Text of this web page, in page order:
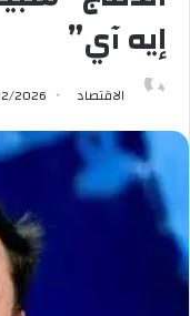
إيه آي”
الاقتصاد 2026